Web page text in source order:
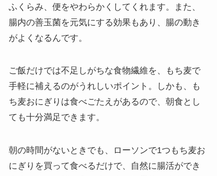
ふくらみ、便をやわらかくしてくれます。また、
腸内の善玉菌を元気にする効果もあり、腸の動き
がよくなるんです。
ご飯だけでは不足しがちな食物繊維を、もち麦で
手軽に補えるのがうれしいポイント。しかも、も
ち麦おにぎりは食べごたえがあるので、朝食とし
ても十分満足できます。
朝の時間がないときでも、ローソンで1つもち麦お
にぎりを買って食べるだけで、自然に腸活ができ